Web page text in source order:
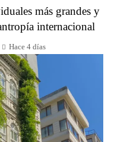
más grandes y
internacional
Hace 4 días